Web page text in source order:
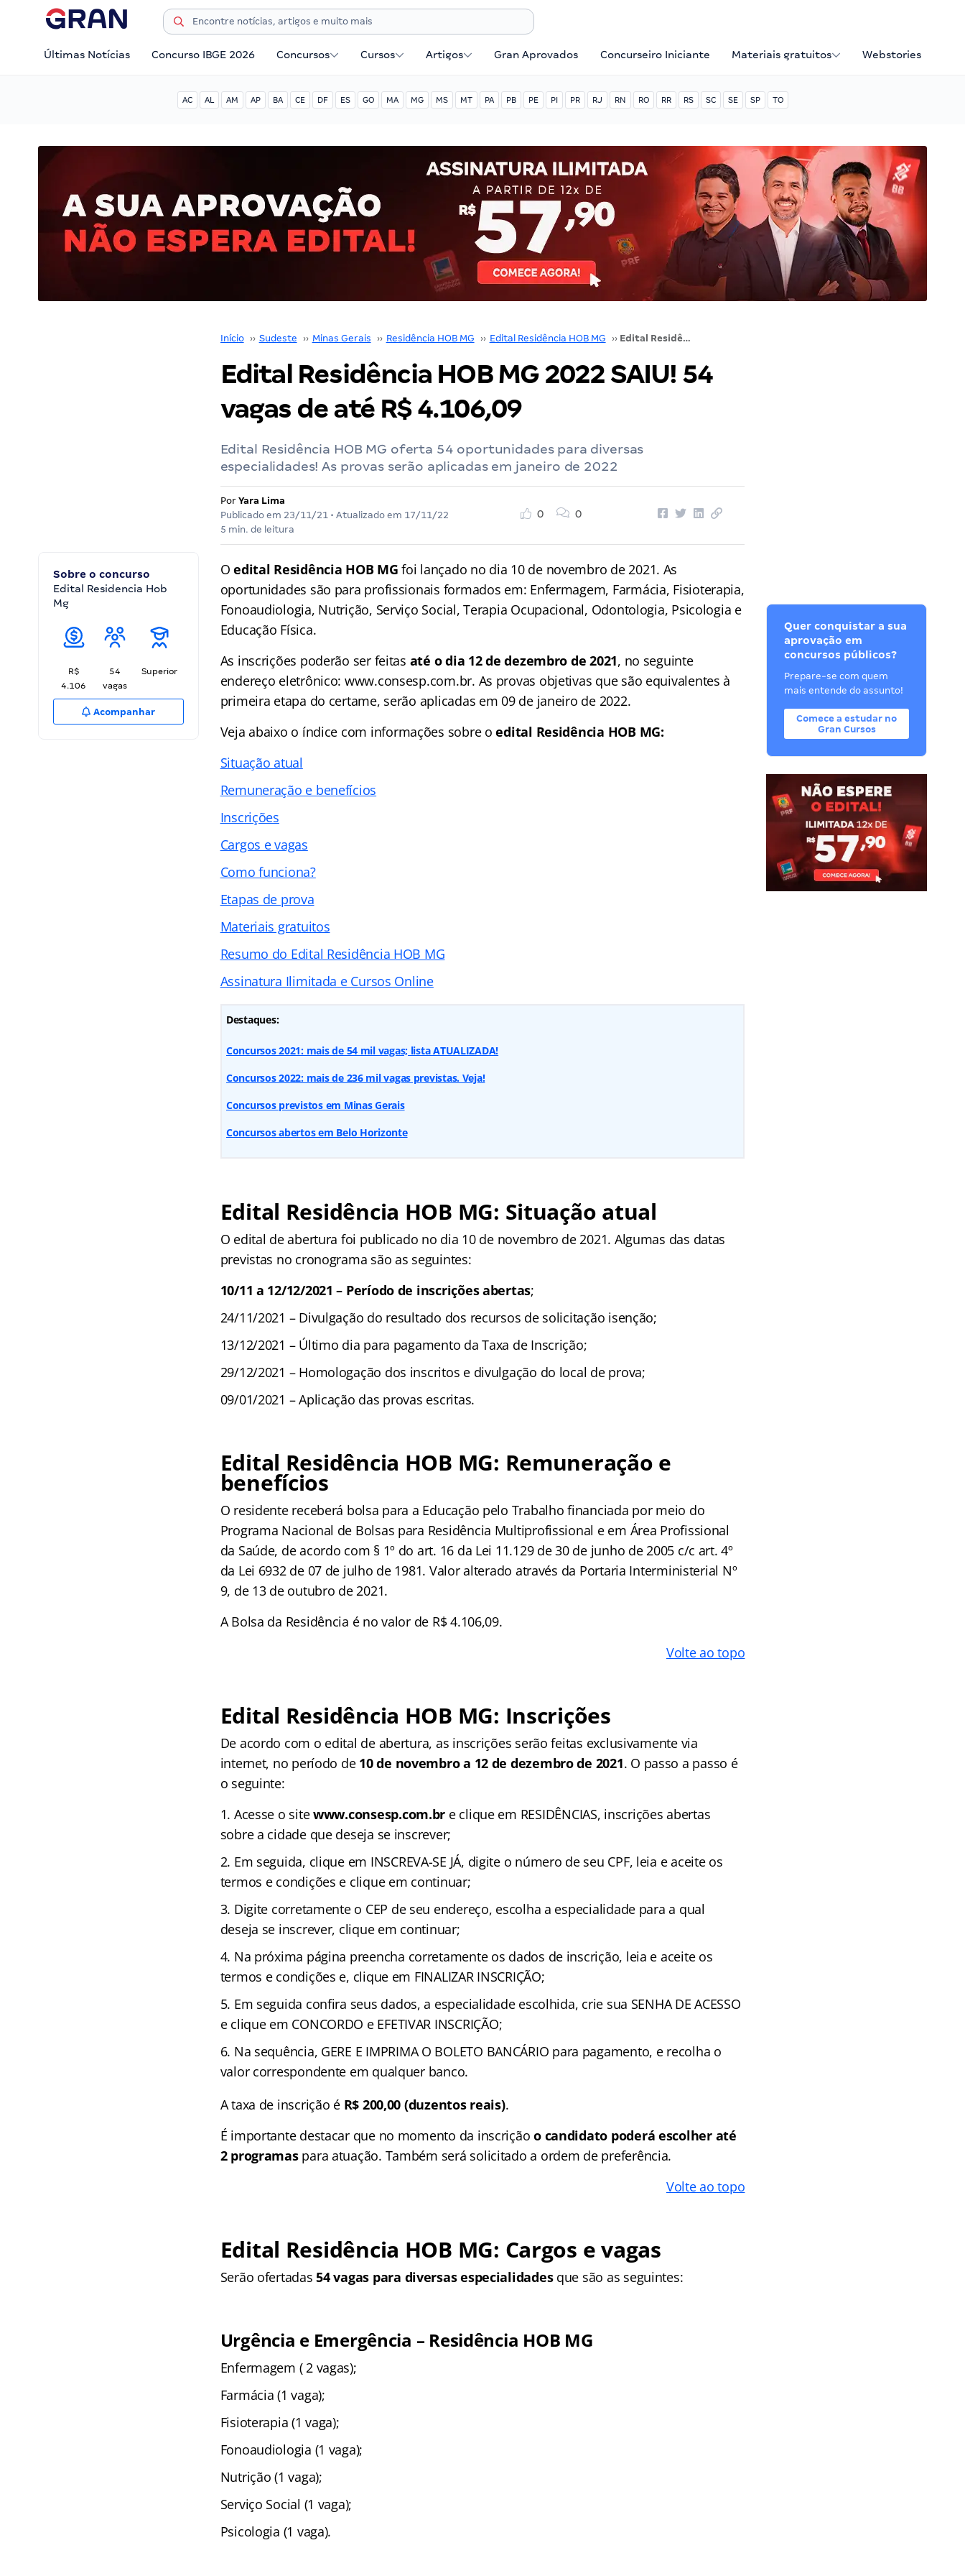
Últimas Notícias Concurso IBGE 2026 Concursos Cursos Artigos Gran Aprovados Concurseiro Iniciante Materiais gratuitos Webstories
AC AL AM AP BA CE DF ES GO MA MG MS MT PA PB PE PI PR RJ RN RO RR RS SC SE SP TO
Início ›› Sudeste ›› Minas Gerais ›› Residência HOB MG ›› Edital Residência HOB MG ›› Edital Residência HOB MG 2022 SAIU! 54 vagas de até R$ 4.106,09
Edital Residência HOB MG 2022 SAIU! 54
vagas de até R$ 4.106,09
Edital Residência HOB MG oferta 54 oportunidades para diversas
especialidades! As provas serão aplicadas em janeiro de 2022
Por Yara Lima
Publicado em 23/11/21• Atualizado em 17/11/22
5 min. de leitura
0 0
Sobre o concurso
Edital Residencia Hob
Mg
R$
4.106
54
vagas
Superior
Acompanhar
Oedital Residência HOB MGfoi lançado no dia 10 de novembro de 2021. As
oportunidades são para profissionais formados em: Enfermagem, Farmácia, Fisioterapia,
Fonoaudiologia, Nutrição, Serviço Social, Terapia Ocupacional, Odontologia, Psicologia e
Educação Física.
As inscrições poderão ser feitas até o dia 12 de dezembro de 2021, no seguinte
endereço eletrônico: www.consesp.com.br. As provas objetivas que são equivalentes à
primeira etapa do certame, serão aplicadas em 09 de janeiro de 2022.
Veja abaixo o índice com informações sobre oedital Residência HOB MG:
Situação atual
Remuneração e benefícios
Inscrições
Cargos e vagas
Como funciona?
Etapas de prova
Materiais gratuitos
Resumo do Edital Residência HOB MG
Assinatura Ilimitada e Cursos Online
Destaques:
Concursos 2021: mais de 54 mil vagas; lista ATUALIZADA!
Concursos 2022: mais de 236 mil vagas previstas. Veja!
Concursos previstos em Minas Gerais
Concursos abertos em Belo Horizonte
Edital Residência HOB MG: Situação atual
O edital de abertura foi publicado no dia 10 de novembro de 2021. Algumas das datas
previstas no cronograma são as seguintes:
10/11 a 12/12/2021 – Período de inscrições abertas;
24/11/2021 – Divulgação do resultado dos recursos de solicitação isenção;
13/12/2021 – Último dia para pagamento da Taxa de Inscrição;
29/12/2021 – Homologação dos inscritos e divulgação do local de prova;
09/01/2021 – Aplicação das provas escritas.
Edital Residência HOB MG: Remuneração e
benefícios
O residente receberá bolsa para a Educação pelo Trabalho financiada por meio do
Programa Nacional de Bolsas para Residência Multiprofissional e em Área Profissional
da Saúde, de acordo com § 1º do art. 16 da Lei 11.129 de 30 de junho de 2005 c/c art. 4º
da Lei 6932 de 07 de julho de 1981. Valor alterado através da Portaria Interministerial Nº
9, de 13 de outubro de 2021.
A Bolsa da Residência é no valor de R$ 4.106,09.
Volte ao topo
Edital Residência HOB MG: Inscrições
De acordo com o edital de abertura, as inscrições serão feitas exclusivamente via
internet, no período de 10 de novembro a 12 de dezembro de 2021. O passo a passo é
o seguinte:
Acesse o sitewww.consesp.com.br e clique em RESIDÊNCIAS, inscrições abertas
sobre a cidade que deseja se inscrever;
Em seguida, clique em INSCREVA-SE JÁ, digite o número de seu CPF, leia e aceite os
termos e condições e clique em continuar;
Digite corretamente o CEP de seu endereço, escolha a especialidade para a qual
deseja se inscrever, clique em continuar;
Na próxima página preencha corretamente os dados de inscrição, leia e aceite os
termos e condições e, clique em FINALIZAR INSCRIÇÃO;
Em seguida confira seus dados, a especialidade escolhida, crie sua SENHA DE ACESSO
e clique em CONCORDO e EFETIVAR INSCRIÇÃO;
Na sequência, GERE E IMPRIMA O BOLETO BANCÁRIO para pagamento, e recolha o
valor correspondente em qualquer banco.
A taxa de inscrição é R$ 200,00 (duzentos reais).
É importante destacar que no momento da inscriçãoo candidato poderá escolher até
2 programaspara atuação. Também será solicitado a ordem de preferência.
Volte ao topo
Edital Residência HOB MG: Cargos e vagas
Serão ofertadas54 vagas para diversas especialidades que são as seguintes:
Urgência e Emergência – Residência HOB MG
Enfermagem ( 2 vagas);
Farmácia (1 vaga);
Fisioterapia (1 vaga);
Fonoaudiologia (1 vaga);
Nutrição (1 vaga);
Serviço Social (1 vaga);
Psicologia (1 vaga).
Quer conquistar a sua
aprovação em
concursos públicos?
Prepare-se com quem
mais entende do assunto!
Comece a estudar no
Gran Cursos